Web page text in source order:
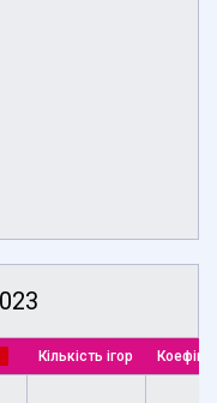
Кількість ігор